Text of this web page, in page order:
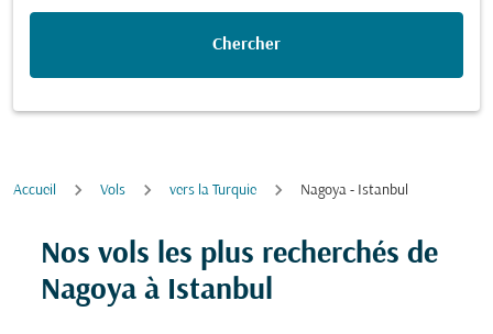
Chercher
Accueil Vols vers la Turquie Nagoya - Istanbul
Nos vols les plus recherchés de
Nagoya à Istanbul
Essayez de mettre à jour votre itinéraire (origine et/